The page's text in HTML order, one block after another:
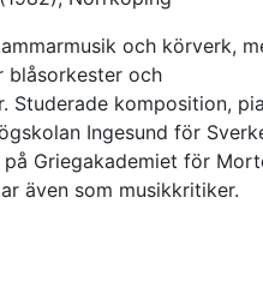
och körverk,
och
Studerade komposition,
Ingesund för
på Griegakademiet för
även som musikkritiker.